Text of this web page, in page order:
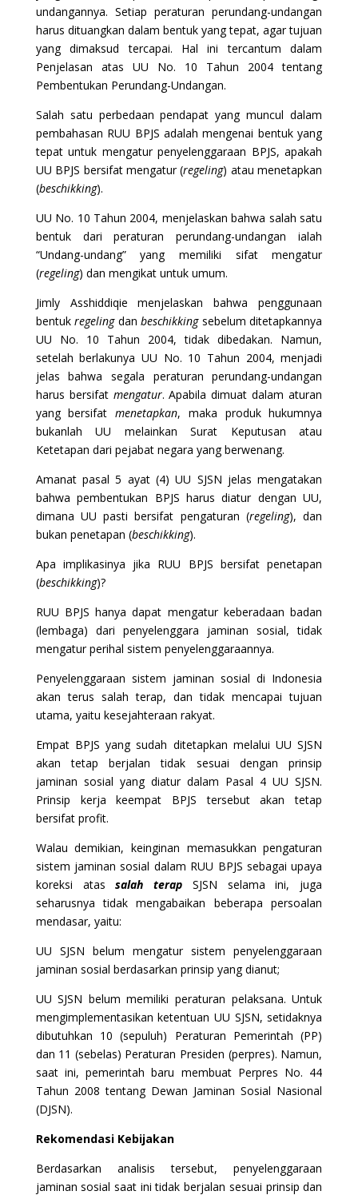
undangannya. Setiap peraturan perundang-undangan
harus dituangkan dalam bentuk yang tepat, agar tujuan
yang dimaksud tercapai. Hal ini tercantum dalam
Penjelasan atas UU No. 10 Tahun 2004 tentang
Pembentukan Perundang-Undangan.
Salah satu perbedaan pendapat yang muncul dalam
pembahasan RUU BPJS adalah mengenai bentuk yang
tepat untuk mengatur penyelenggaraan BPJS, apakah
UU BPJS bersifat mengatur (regeling) atau menetapkan
(beschikking).
UU No. 10 Tahun 2004, menjelaskan bahwa salah satu
bentuk dari peraturan perundang-undangan ialah
“Undang-undang” yang memiliki sifat mengatur
(regeling) dan mengikat untuk umum.
Jimly Asshiddiqie menjelaskan bahwa penggunaan
bentukregeling danbeschikking sebelum ditetapkannya
UU No. 10 Tahun 2004, tidak dibedakan. Namun,
setelah berlakunya UU No. 10 Tahun 2004, menjadi
jelas bahwa segala peraturan perundang-undangan
harus bersifat mengatur. Apabila dimuat dalam aturan
yang bersifatmenetapkan, maka produk hukumnya
bukanlah UU melainkan Surat Keputusan atau
Ketetapan dari pejabat negara yang berwenang.
Amanat pasal 5 ayat (4) UU SJSN jelas mengatakan
bahwa pembentukan BPJS harus diatur dengan UU,
dimana UU pasti bersifat pengaturan (regeling), dan
bukan penetapan (beschikking).
Apa implikasinya jika RUU BPJS bersifat penetapan
(beschikking)?
RUU BPJS hanya dapat mengatur keberadaan badan
(lembaga) dari penyelenggara jaminan sosial, tidak
mengatur perihal sistem penyelenggaraannya.
Penyelenggaraan sistem jaminan sosial di Indonesia
akan terus salah terap, dan tidak mencapai tujuan
utama, yaitu kesejahteraan rakyat.
Empat BPJS yang sudah ditetapkan melalui UU SJSN
akan tetap berjalan tidak sesuai dengan prinsip
jaminan sosial yang diatur dalam Pasal 4 UU SJSN.
Prinsip kerja keempat BPJS tersebut akan tetap
bersifat profit.
Walau demikian, keinginan memasukkan pengaturan
sistem jaminan sosial dalam RUU BPJS sebagai upaya
koreksi atassalah terap SJSN selama ini, juga
seharusnya tidak mengabaikan beberapa persoalan
mendasar, yaitu:
UU SJSN belum mengatur sistem penyelenggaraan
jaminan sosial berdasarkan prinsip yang dianut;
UU SJSN belum memiliki peraturan pelaksana. Untuk
mengimplementasikan ketentuan UU SJSN, setidaknya
dibutuhkan 10 (sepuluh) Peraturan Pemerintah (PP)
dan 11 (sebelas) Peraturan Presiden (perpres). Namun,
saat ini, pemerintah baru membuat Perpres No. 44
Tahun 2008 tentang Dewan Jaminan Sosial Nasional
(DJSN).
Rekomendasi Kebijakan
Berdasarkan analisis tersebut, penyelenggaraan
jaminan sosial saat ini tidak berjalan sesuai prinsip dan